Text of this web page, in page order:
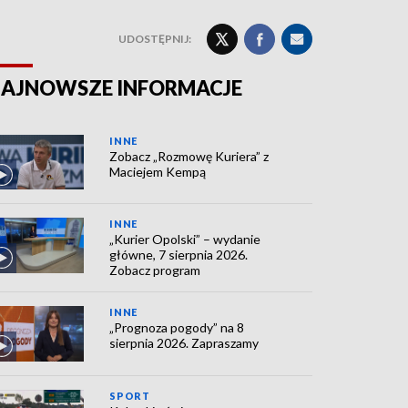
UDOSTĘPNIJ:
INFORMACJE
INNE
Zobacz „Rozmowę Kuriera” z
Maciejem Kempą
INNE
„Kurier Opolski” – wydanie
główne, 7 sierpnia 2026.
Zobacz program
INNE
„Prognoza pogody” na 8
sierpnia 2026. Zapraszamy
SPORT